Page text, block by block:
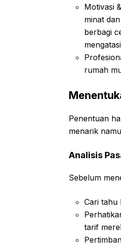
Motivasi
minat
berbagi
rumah
Penentuan
menarik
Analisis
Sebelum
Cari tahu
tarif